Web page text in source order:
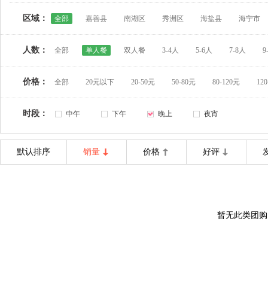
区域： 全部 嘉善县 南湖区 秀洲区 海盐县 海宁市
人数： 全部 单人餐 双人餐 3-4人 5-6人 7-8人
价格： 全部 20元以下 20-50元 50-80元 80-120元
时段： 中午 下午 晚上 夜宵
默认排序 销量 价格 好评
暂无此类团